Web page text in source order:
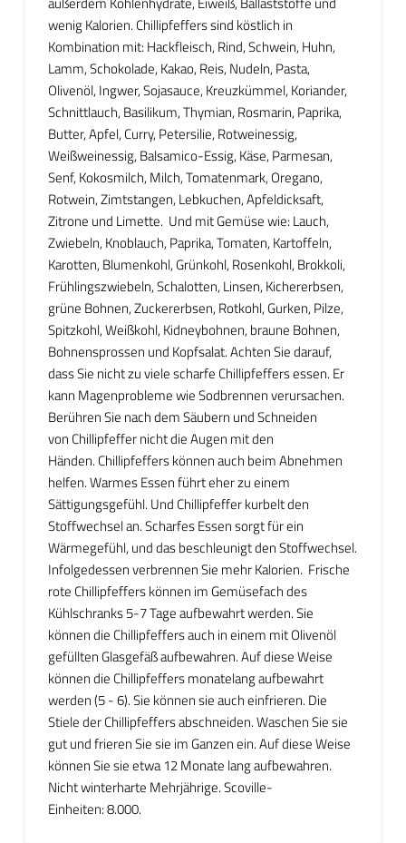
wenig Kalorien. Chillipfeffers sind köstlich in
Kombination mit: Hackfleisch, Rind, Schwein, Huhn,
Lamm, Schokolade, Kakao, Reis, Nudeln, Pasta,
Olivenöl, Ingwer, Sojasauce, Kreuzkümmel, Koriander,
Schnittlauch, Basilikum, Thymian, Rosmarin, Paprika,
Butter, Apfel, Curry, Petersilie, Rotweinessig,
Weißweinessig, Balsamico-Essig, Käse, Parmesan,
Senf, Kokosmilch, Milch, Tomatenmark, Oregano,
Rotwein, Zimtstangen, Lebkuchen, Apfeldicksaft,
Zitrone und Limette. Und mit Gemüse wie: Lauch,
Zwiebeln, Knoblauch, Paprika, Tomaten, Kartoffeln,
Karotten, Blumenkohl, Grünkohl, Rosenkohl, Brokkoli,
Frühlingszwiebeln, Schalotten, Linsen, Kichererbsen,
grüne Bohnen, Zuckererbsen, Rotkohl, Gurken, Pilze,
Spitzkohl, Weißkohl, Kidneybohnen, braune Bohnen,
Bohnensprossen und Kopfsalat. Achten Sie darauf,
dass Sie nicht zu viele scharfe Chillipfeffers essen. Er
kann Magenprobleme wie Sodbrennen verursachen.
Berühren Sie nach dem Säubern und Schneiden
von Chillipfeffer nicht die Augen mit den
Händen. Chillipfeffers können auch beim Abnehmen
helfen. Warmes Essen führt eher zu einem
Sättigungsgefühl. Und Chillipfeffer kurbelt den
Stoffwechsel an. Scharfes Essen sorgt für ein
Wärmegefühl, und das beschleunigt den Stoffwechsel.
Infolgedessen verbrennen Sie mehr Kalorien. Frische
rote Chillipfeffers können im Gemüsefach des
Kühlschranks 5-7 Tage aufbewahrt werden. Sie
können die Chillipfeffers auch in einem mit Olivenöl
gefüllten Glasgefäß aufbewahren. Auf diese Weise
können die Chillipfeffers monatelang aufbewahrt
werden (5 - 6). Sie können sie auch einfrieren. Die
Stiele der Chillipfeffers abschneiden. Waschen Sie sie
gut und frieren Sie sie im Ganzen ein. Auf diese Weise
können Sie sie etwa 12 Monate lang aufbewahren.
Nicht winterharte Mehrjährige. Scoville-
Einheiten: 8.000.